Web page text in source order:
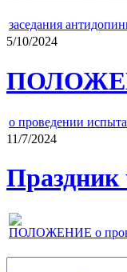
заседания
5/10/2024
о проведении
11/7/2024
Праздник
ПОЛОЖЕНИЕ о